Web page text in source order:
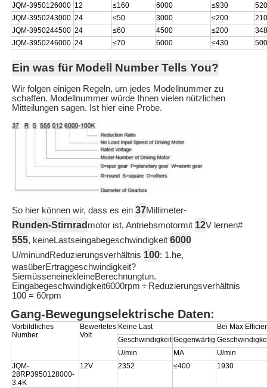
JQM-3950126000 12 ≤160 6000 ≤930
JQM-3950243000 24 ≤50 3000 ≤200
JQM-3950244500 24 ≤60 4500 ≤200
JQM-3950246000 24 ≤70 6000 ≤430
Ein was für Modell Number Tells You?
Wir folgen einigen Regeln, um jedes Modellnummer zu
schaffen. Modellnummer würde Ihnen vielen nützlichen
Mitteilungen sagen. Ist hier eine Probe.
So hier können wir, dass es ein 37Millimeter-
Runden-Stirnrad motor ist, Antriebsmotormit 12V lernen#
555, keineLastseingabegeschwindigkeit 6000
U/minundReduzierungsverhältnis 100: 1.he,
wasüberErtraggeschwindigkeit?
SiemüsseneinekleineBerechnungtun.
Eingabegeschwindigkeit6000rpm ÷ Reduzierungsverhältnis
100 = 60rpm
Gang-Bewegungselektrische Daten:
Vorbildliches
Number
Bewertetes
Volt.
Keine Last
Bei Max
Geschwindigkeit Gegenwärtig
U/min
MA
U/min
JQM-
28RP3950128000-
3.4K
12V 2352 ≤400 1930